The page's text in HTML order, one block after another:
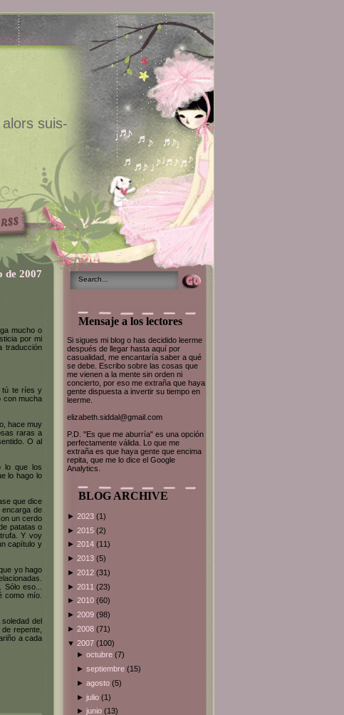
suis-
de 2007
mucho o
por mi
traducción
tú te ríes y
con mucha
hace muy
raras a
O al
lo que los
lo hago lo
que dice
de
un cerdo
patatas o
Y voy
capítulo y
yo hago
eso...
como mío.
del
repente,
a cada
Mensaje a los lectores
Si sigues mi blog o has decidido leerme
después de llegar hasta aquí por
casualidad, me encantaría saber a qué
se debe. Escribo sobre las cosas que
me vienen a la mente sin orden ni
concierto, por eso me extraña que haya
gente dispuesta a invertir su tiempo en
leerme.
elizabeth.siddal@gmail.com
P.D. "Es que me aburría" es una opción
perfectamente válida. Lo que me
extraña es que haya gente que encima
repita, que me lo dice el Google
Analytics.
BLOG ARCHIVE
► 2023 (1)
► 2015 (2)
► 2014 (11)
► 2013 (5)
► 2012 (31)
► 2011 (23)
► 2010 (60)
► 2009 (98)
► 2008 (71)
▼ 2007 (100)
►octubre(7)
►septiembre(15)
►agosto(5)
►julio(1)
►junio(13)